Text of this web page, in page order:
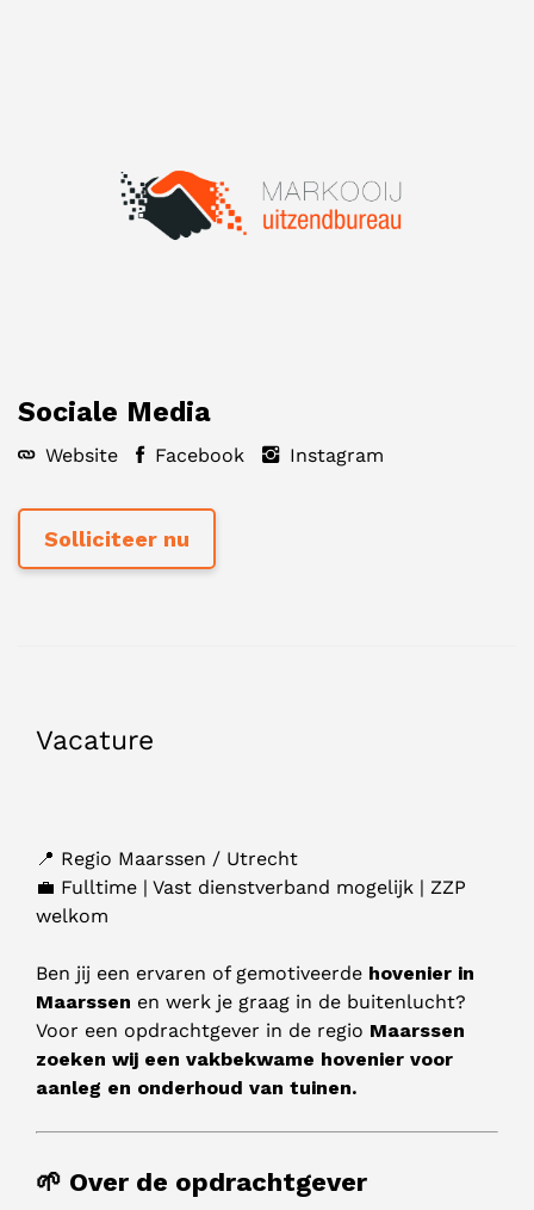
Sociale Media
Website Facebook Instagram
Vacature
📍 Regio Maarssen / Utrecht
💼 Fulltime | Vast dienstverband mogelijk | ZZP
welkom
Ben jij een ervaren of gemotiveerde hovenier in
Maarssen en werk je graag in de buitenlucht?
Voor een opdrachtgever in de regio Maarssen
zoeken wij een vakbekwame hovenier voor
aanleg en onderhoud van tuinen.
🌱 Over de opdrachtgever